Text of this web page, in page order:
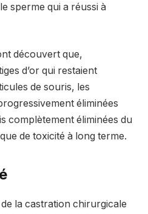
sperme qui a réussi à
découvert que,
d’or qui restaient
de souris, les
éliminées
complètement éliminées du
de toxicité à long terme.
la castration chirurgicale